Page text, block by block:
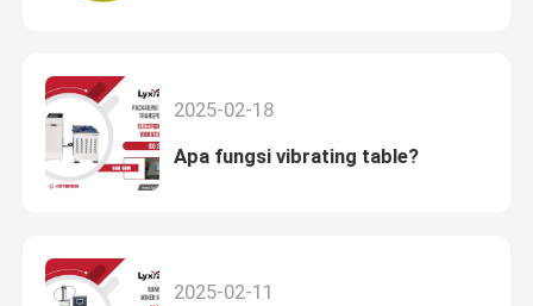
2025-02-18
Apa fungsi vibrating table?
2025-02-11